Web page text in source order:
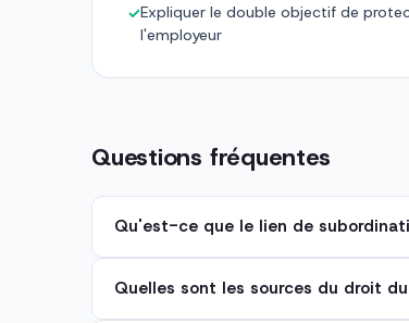
✓Expliquer le double objectif de
l'employeur
Questions fréquentes
Qu'est-ce que le lien de
Quelles sont les sources du droit